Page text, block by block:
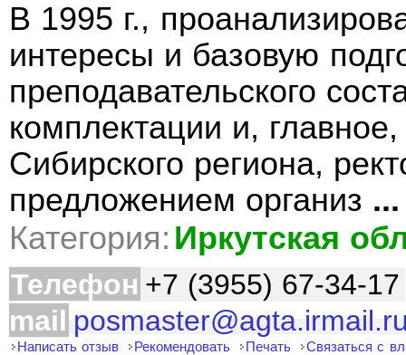
В 1995 г.,
интересы и базовую
преподавательского
комплектации и,
Сибирского региона,
предложением организ ...
Категория: Иркутская
Телефон +7 (3955) 67-34-17
mail
Написать отзыв Рекомендовать Печать Связаться с